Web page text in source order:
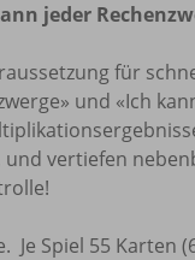
jeder
für
und «Ich
und vertiefen
Je Spiel 55